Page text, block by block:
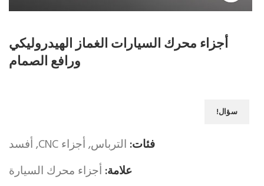
أجزاء محرك السيارات الغماز الهيدروليكي
ورافع الصمام
سؤال!
فئات: الترباس, أجزاء CNC , أفسد
علامة: أجزاء محرك السيارة